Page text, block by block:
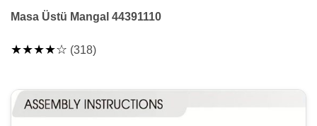
Masa Üstü Mangal 44391110
★★★★☆ (318)